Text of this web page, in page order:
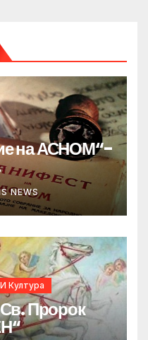
на АСНОМ“-
NEWS
Култура
Пророк